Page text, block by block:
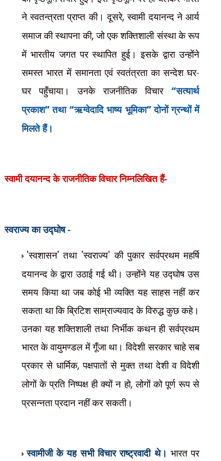
ने स्वतन्त्रता प्राप्त की। दूसरे,स्वामी दयानन्द ने आर्य
समाज की स्थापना की,जो एक शक्तिशाली संस्था के रूप
में भारतीय जगत पर स्थापित हुई। इसके द्वारा उन्होंने
समस्त भारत में समानता एवं स्वतंत्रता का सन्देश घर-
घर पहुँचाया। उनके राजनीतिक विचार
“सत्यार्थ
प्रकाश”तथा“ऋग्वेदादि भाष्य भूमिका”दोनों ग्रन्थों में
मिलते हैं।
स्वामी दयानन्द के राजनीतिक विचार निम्नलिखित हैं-
स्वराज्य का उद्घोष -
'स्वशासन'तथा 'स्वराज्य'की पुकार सर्वप्रथम महर्षि
दयानन्द के द्वारा उठाई गई थी। उन्होंने यह उद्घोष उस
समय किया था जब कोई भी व्यक्ति यह साहस नहीं कर
सकता था कि ब्रिटिश साम्राज्यवाद के विरुद्ध कुछ कहे।
उनका यह शक्तिशाली तथा निर्भीक कथन ही सर्वप्रथम
भारत के वायुमण्डल में गूँजा था। विदेशी सरकार चाहे सब
प्रकार से धार्मिक,पक्षपातों से मुक्त तथा देशी व विदेशी
लोगों के प्रति निष्पक्ष ही क्यों न हो,लोगों को पूर्ण रूप से
प्रसन्नता प्रदान नहीं कर सकती।
स्वामीजी के यह सभी विचार राष्ट्रवादी थे। भारत पर